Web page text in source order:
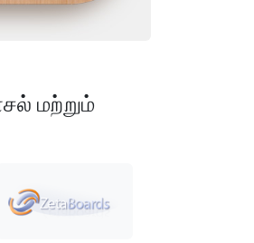
மற்றும்